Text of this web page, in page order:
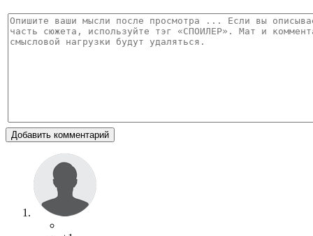
Добавить комментарий